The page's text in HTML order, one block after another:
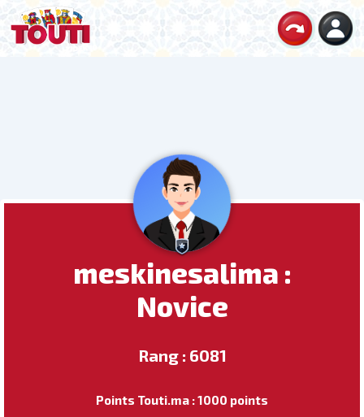
meskinesalima :
Novice
Rang : 6081
Points Touti.ma : 1000 points